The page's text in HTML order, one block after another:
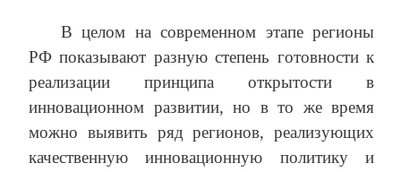
В целом на современном этапе регионы
РФ показывают разную степень готовности к
реализации принципа открытости в
инновационном развитии, но в то же время
можно выявить ряд регионов, реализующих
качественную инновационную политику и